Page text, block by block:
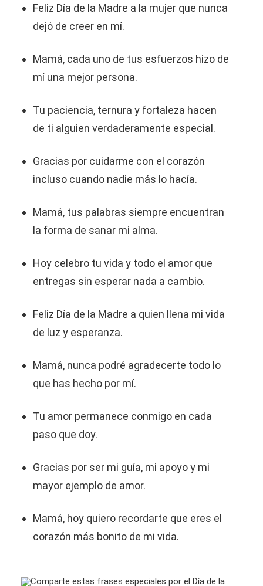
Feliz Día de la Madre a la mujer que nunca
dejó de creer en mí.
Mamá, cada uno de tus esfuerzos hizo de
mí una mejor persona.
Tu paciencia, ternura y fortaleza hacen
de ti alguien verdaderamente especial.
Gracias por cuidarme con el corazón
incluso cuando nadie más lo hacía.
Mamá, tus palabras siempre encuentran
la forma de sanar mi alma.
Hoy celebro tu vida y todo el amor que
entregas sin esperar nada a cambio.
Feliz Día de la Madre a quien llena mi vida
de luz y esperanza.
Mamá, nunca podré agradecerte todo lo
que has hecho por mí.
Tu amor permanece conmigo en cada
paso que doy.
Gracias por ser mi guía, mi apoyo y mi
mayor ejemplo de amor.
Mamá, hoy quiero recordarte que eres el
corazón más bonito de mi vida.